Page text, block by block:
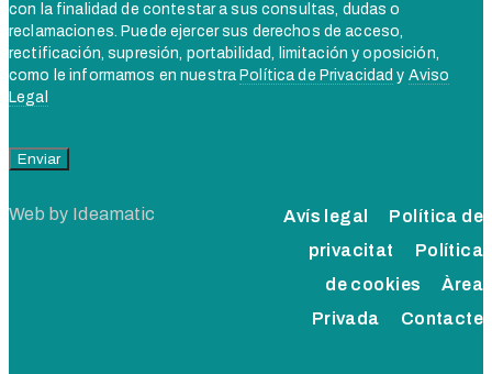
con la finalidad de contestar a sus consultas, dudas o
reclamaciones. Puede ejercer sus derechos de acceso,
rectificación, supresión, portabilidad, limitación y oposición,
como le informamos en nuestra Política de Privacidad y Aviso
Legal
Web by Ideamatic Avís legal
Política de
privacitat
Política
de cookies
Àrea
Privada
Contacte